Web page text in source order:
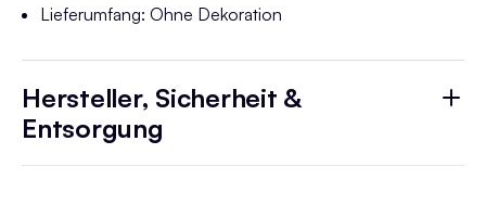
Lieferumfang: Ohne Dekoration
Hersteller, Sicherheit &
Entsorgung